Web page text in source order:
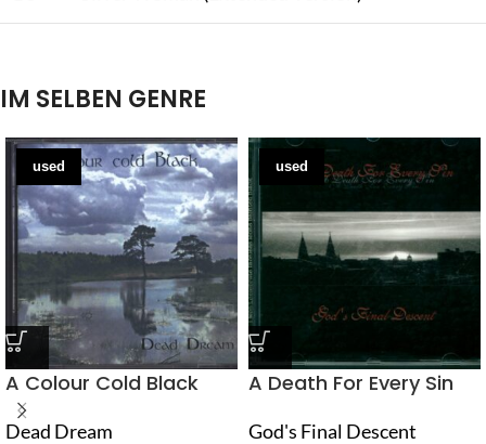
IM SELBEN GENRE
used
A Colour Cold Black
Dead Dream
used
A Death For Every Sin
God's Final Descent